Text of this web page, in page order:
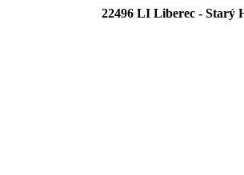
22496 LI Liberec - Starý